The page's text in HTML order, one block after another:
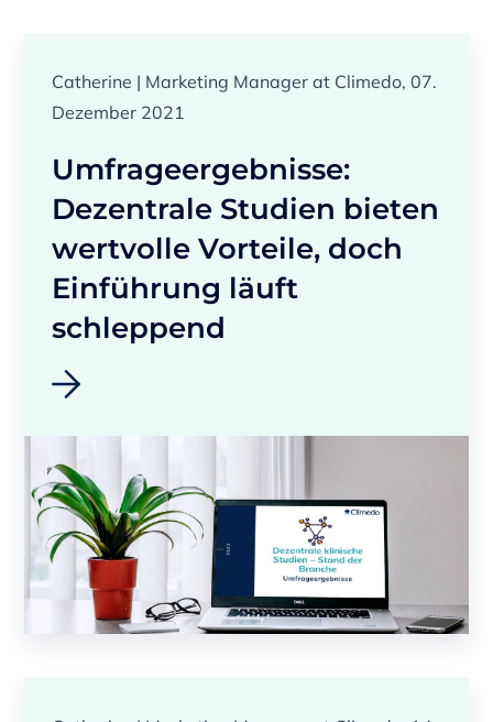
Catherine | Marketing Manager at Climedo, 07.
Dezember 2021
Umfrageergebnisse:
Dezentrale Studien bieten
wertvolle Vorteile, doch
Einführung läuft
schleppend